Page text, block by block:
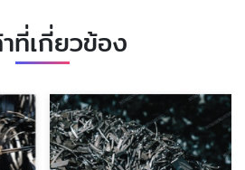
ที่เกี่ยวข้อง